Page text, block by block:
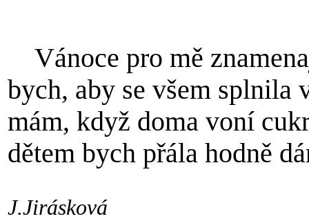
Vánoce pro mě
bych, aby se všem splnila
mám, když doma voní
dětem bych přála hodně
J.Jirásková